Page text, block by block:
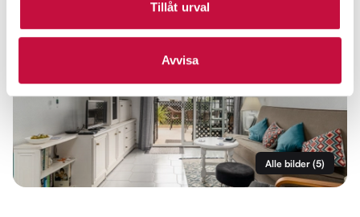
Tillåt urval
Avvisa
Alle bilder (5)